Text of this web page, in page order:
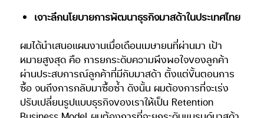
เจาะลึกนโยบายการพัฒนาธุรกิจมาสด้าในประเทศไทย
ผมได้นำเสนอแผนงานเมื่อเดือนเมษายนที่ผ่านมา เป้า
หมายสูงสุด คือ การยกระดับความพึงพอใจของลูกค้า
ผ่านประสบการณ์ลูกค้าที่มีกับมาสด้า ตั้งแต่ขั้นตอนการ
ซื้อ จนถึงการกลับมาซื้อซ้ำ ดังนั้น ผมต้องการที่จะเร่ง
ปรับเปลี่ยนรูปแบบธุรกิจของเราให้เป็น Retention